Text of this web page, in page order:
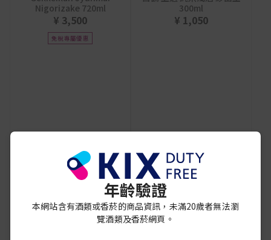
Nigorizake 720ml
¥ 3,500
免稅專屬優惠
300ml
¥ 1,050
顯示 4 產品中的第 4 個
年齡驗證
本網站含有酒類或香菸的商品資訊，未滿20歲者無法瀏
覽酒類及香菸網頁。